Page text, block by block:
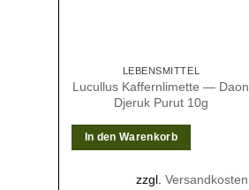
LEBENSMITTEL
Lucullus Kaffernlimette — Daon
Djeruk Purut 10g
In den Warenkorb
zzgl. Versandkosten